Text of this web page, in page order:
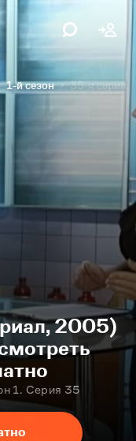
1-й сезон 35-я серия
2005)
1. Серия 35